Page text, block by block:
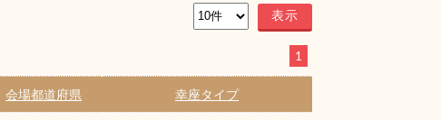
1
会場都道府県 幸座タイプ